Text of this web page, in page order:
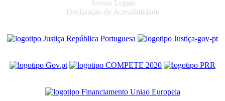
Avisos Legais
Declaração de Acessibilidade